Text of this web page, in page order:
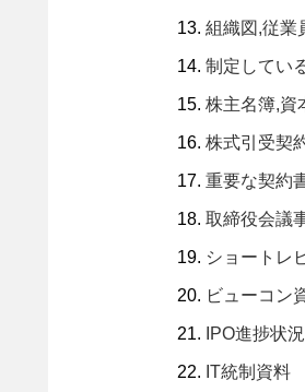
組織図,従業
制定してい
株主名簿,資
株式引受契
重要な契約
取締役会議
ショートレ
ビューコン
IPO進捗状況
IT統制資料